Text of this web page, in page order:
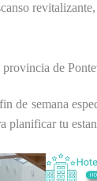
de
de semana
planificar tu